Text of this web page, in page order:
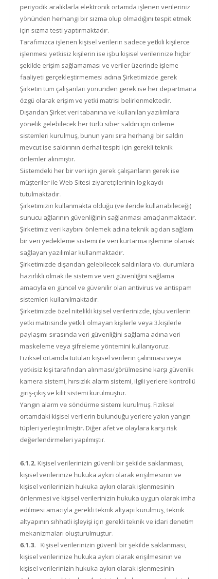
periyodik aralıklarla elektronik ortamda işlenen verileriniz
yönünden herhangi bir sızma olup olmadığını tespit etmek
için sızma testi yaptırmaktadır.
Tarafımızca işlenen kişisel verilerin sadece yetkili kişilerce
işlenmesi yetkisiz kişilerin ise işbu kişisel verilerinize hiçbir
şekilde erişim sağlamaması ve veriler üzerinde işleme
faaliyeti gerçekleştirmemesi adına Şirketimizde gerek
Şirketin tüm çalışanları yönünden gerek ise her departmana
özgü olarak erişim ve yetki matrisi belirlenmektedir.
Dışarıdan Şirket veri tabanına ve kullanılan yazılımlara
yönelik gelebilecek her türlü siber saldırı için önleme
sistemleri kurulmuş, bunun yanı sıra herhangi bir saldırı
mevcut ise saldırının derhal tespiti için gerekli teknik
önlemler alınmıştır.
Sistemdeki her bir veri için gerek çalışanların gerek ise
müşteriler ile Web Sitesi ziyaretçilerinin log kaydı
tutulmaktadır.
Şirketimizin kullanmakta olduğu (ve ileride kullanabileceği)
sunucu ağlarının güvenliğinin sağlanması amaçlanmaktadır.
Şirketimiz veri kaybını önlemek adına teknik açıdan sağlam
bir veri yedekleme sistemi ile veri kurtarma işlemine olanak
sağlayan yazılımlar kullanmaktadır.
Şirketimizde dışarıdan gelebilecek saldırılara vb. durumlara
hazırlıklı olmak ile sistem ve veri güvenliğini sağlama
amacıyla en güncel ve güvenilir olan antivirus ve antispam
sistemleri kullanılmaktadır.
Şirketimizde özel nitelikli kişisel verilerinizde, işbu verilerin
yetki matrisinde yetkili olmayan kişilerle veya 3.kişilerle
paylaşımı sırasında veri güvenliğini sağlama adına veri
maskeleme veya şifreleme yöntemini kullanıyoruz.
Fiziksel ortamda tutulan kişisel verilerin çalınması veya
yetkisiz kişi tarafından alınması/görülmesine karşı güvenlik
kamera sistemi, hırsızlık alarm sistemi, ilgili yerlere kontrollü
giriş-çıkış ve kilit sistemi kurulmuştur.
Yangın alarm ve söndürme sistemi kurulmuş. Fiziksel
ortamdaki kişisel verilerin bulunduğu yerlere yakın yangın
tüpleri yerleştirilmiştir. Diğer afet ve olaylara karşı risk
değerlendirmeleri yapılmıştır.
6.1.2. Kişisel verilerinizin güvenli bir şekilde saklanması,
kişisel verilerinize hukuka aykırı olarak erişilmesinin ve
kişisel verilerinizin hukuka aykırı olarak işlenmesinin
önlenmesi ve kişisel verilerinizin hukuka uygun olarak imha
edilmesi amacıyla gerekli teknik altyapı kurulmuş, teknik
altyapının sıhhatli işleyişi için gerekli teknik ve idari denetim
mekanizmaları oluşturulmuştur.
6.1.3. Kişisel verilerinizin güvenli bir şekilde saklanması,
kişisel verilerinize hukuka aykırı olarak erişilmesinin ve
kişisel verilerinizin hukuka aykırı olarak işlenmesinin